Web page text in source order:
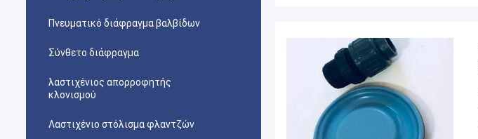
Πνευματικό διάφραγμα βαλβίδων
Σύνθετο διάφραγμα
λαστιχένιος απορροφητής
κλονισμού
Λαστιχένιο στόλισμα φλαντζών